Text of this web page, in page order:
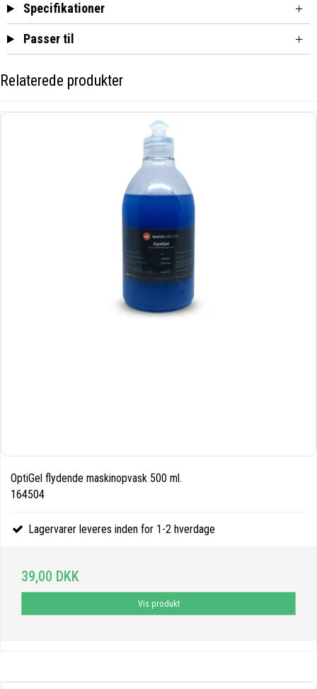
Specifikationer
Passer til
Relaterede produkter
OptiGel flydende maskinopvask 500 ml.
164504
Lagervarer leveres inden for 1-2 hverdage
39,00 DKK
Vis produkt